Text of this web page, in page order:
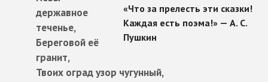
державное
теченье,
Береговой её
гранит,
Твоих оград узор чугунный,